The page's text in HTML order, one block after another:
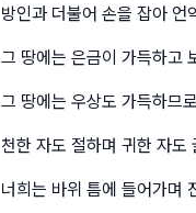
방인과 더불어 손을 잡아 언
그 땅에는 은금이 가득하고
그 땅에는 우상도 가득하므
천한 자도 절하며 귀한 자도
너희는 바위 틈에 들어가며